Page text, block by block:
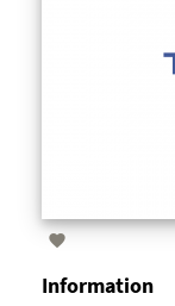

Information